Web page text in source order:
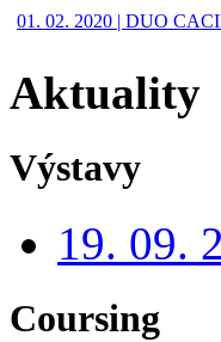
01. 02. 2020 | DUO
Aktuality
Výstavy
19. 09.
Coursing